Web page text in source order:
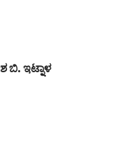
ಬಿ. ಇಟ್ನಾಳ